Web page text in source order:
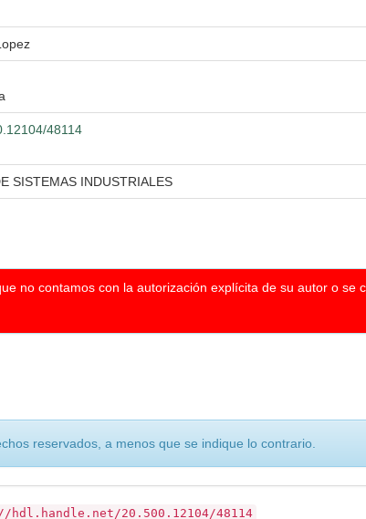
48114
SISTEMAS INDUSTRIALES
no contamos con la autorización explícita de su autor o se
reservados, a menos que se indique lo contrario.
20.500.12104/48114